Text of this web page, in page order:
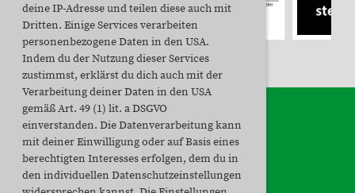
deine IP-Adresse und teilen diese auch mit
Dritten. Einige Services verarbeiten
personenbezogene Daten in den USA.
Indem du der Nutzung dieser Services
zustimmst, erklärst du dich auch mit der
Verarbeitung deiner Daten in den USA
gemäß Art. 49 (1) lit. a DSGVO
einverstanden. Die Datenverarbeitung kann
mit deiner Einwilligung oder auf Basis eines
berechtigten Interesses erfolgen, dem du in
den individuellen Datenschutzeinstellungen